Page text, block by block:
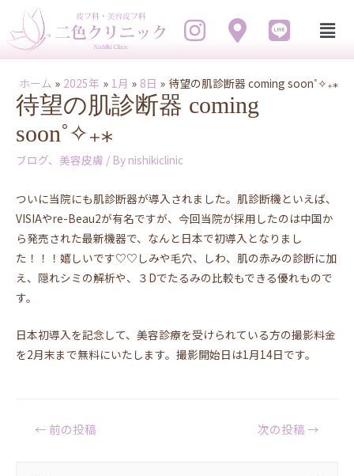
ホーム 2025年 1月 8日 待望の肌診断器 coming soon˚✧₊⁎
待望の肌診断器 coming
soon˚✧₊⁎
ブログ、 美容皮膚 / By nishikiclinic
ついに当院にも肌診断器が導入されました。肌診断機といえば、
VISIAやre-Beau2が有名ですが、今回当院が採用したのは中国か
ら発売された最新機器で、なんと日本で初導入となりまし
た！！！嬉しいです♡♡しみや毛穴、しわ、肌の赤みの診断に加
え、隠れシミの解析や、３Dでたるみの比較もできる優れもので
す。
日本初導入を記念して、美容診療を受けられている方の撮影料金
を2月末まで無料にいたします。撮影開始日は1月14日です。
← 前の投稿 次の投稿→